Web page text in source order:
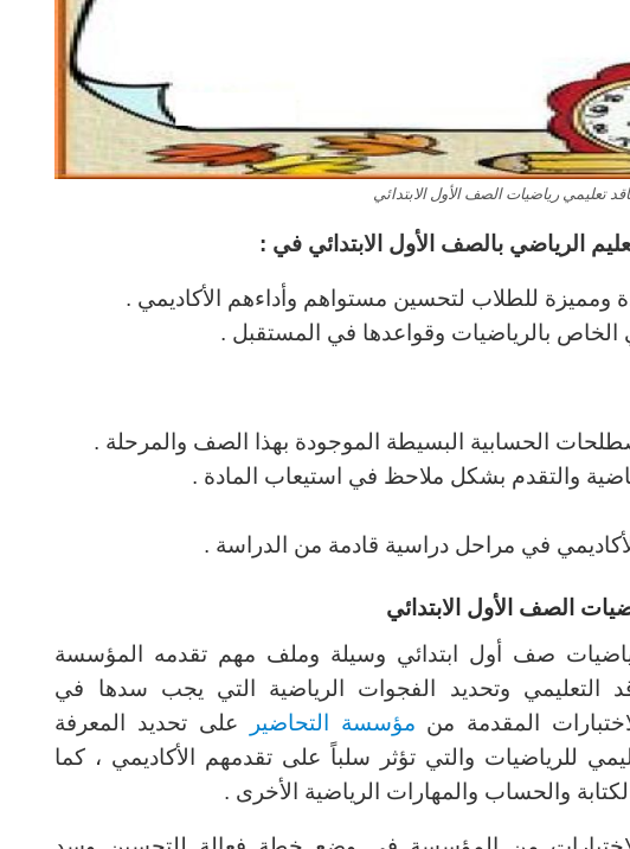
تعليمي رياضيات الصف الأول الابتدائي
الرياضي بالصف الأول الابتدائي في :
ومميزة للطلاب لتحسين مستواهم وأداءهم الأكاديمي .
الخاص بالرياضيات وقواعدها في المستقبل .
الحسابية البسيطة الموجودة بهذا الصف والمرحلة .
والتقدم بشكل ملاحظ في استيعاب المادة .
في مراحل دراسية قادمة من الدراسة .
الصف الأول الابتدائي
صف أول ابتدائي وسيلة وملف مهم تقدمه المؤسسة
التعليمي وتحديد الفجوات الرياضية التي يجب سدها في
المقدمة من مؤسسة التحاضير
على تحديد المعرفة
للرياضيات والتي تؤثر سلباً على تقدمهم الأكاديمي ، كما
والحساب والمهارات الرياضية الأخرى .